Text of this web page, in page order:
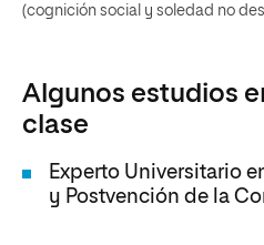
(cognición social y soledad no
Algunos estudios
clase
Experto Universitario
y Postvención de la